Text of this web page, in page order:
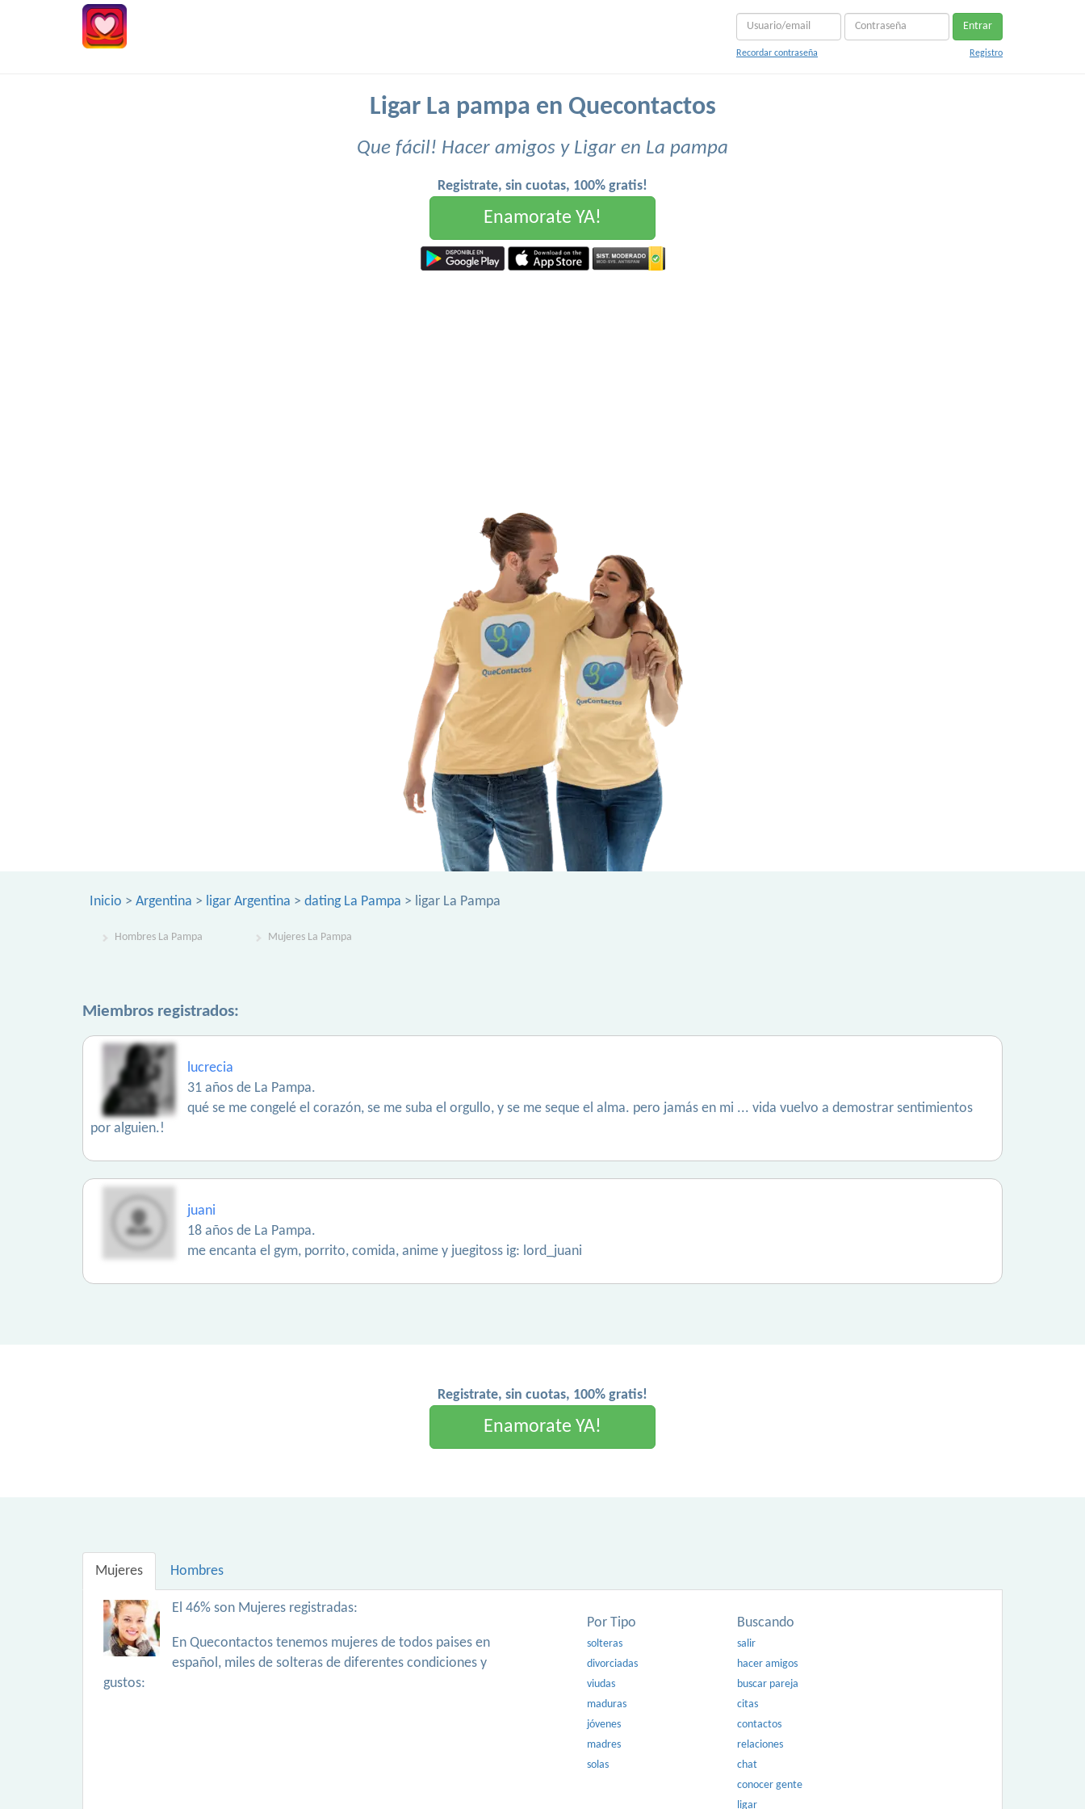
Entrar
Recordar contraseña Registro
Ligar La pampa en Quecontactos
Que fácil! Hacer amigos y Ligar en La pampa
Registrate, sin cuotas, 100% gratis!
Enamorate YA!
Inicio > Argentina > ligar Argentina > dating La Pampa > ligar La Pampa
Hombres La Pampa Mujeres La Pampa
Miembros registrados:
lucrecia
31 años de La Pampa.
qué se me congelé el corazón, se me suba el orgullo, y se me seque el alma. pero jamás en mi ... vida vuelvo a demostrar sentimientos
por alguien.!
juani
18 años de La Pampa.
me encanta el gym, porrito, comida, anime y juegitoss ig: lord_juani
Registrate, sin cuotas, 100% gratis!
Enamorate YA!
Mujeres Hombres
El 46% son Mujeres registradas:
En Quecontactos tenemos mujeres de todos paises en
español, miles de solteras de diferentes condiciones y
gustos:
Por Tipo
solteras
divorciadas
viudas
maduras
jóvenes
madres
solas
Buscando
salir
hacer amigos
buscar pareja
citas
contactos
relaciones
chat
conocer gente
ligar